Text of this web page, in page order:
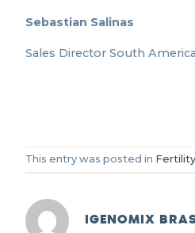
Sebastian Salinas
Sales Director South America
This entry was posted in
IGENOMIX